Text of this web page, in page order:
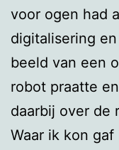
voor ogen had
digitalisering
beeld van een
robot praatte
daarbij over de
Waar ik kon